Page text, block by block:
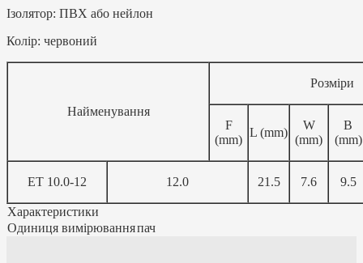
Ізолятор: ПВХ або нейлон
Колір: червоний
Найменування
Розміри
F
(mm)
L (mm)
W
(mm)
B
(mm)
ET 10.0-12 12.0 21.5 7.6 9.5
Характеристики
Одиниця вимірюванняпач